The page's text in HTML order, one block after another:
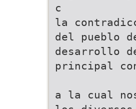
c
la
del pueblo
desarrollo
principal
a la cual